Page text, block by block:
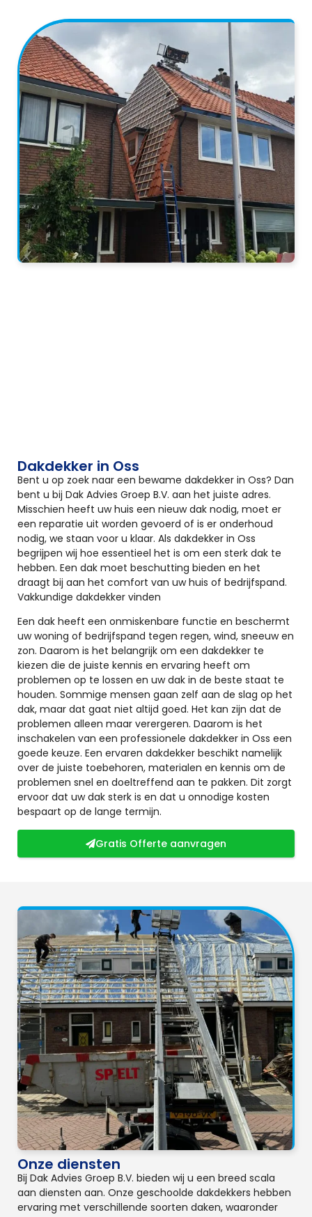
Dakdekker in Oss
Bent u op zoek naar een bewame dakdekker in Oss? Dan
bent u bij Dak Advies Groep B.V. aan het juiste adres.
Misschien heeft uw huis een nieuw dak nodig, moet er
een reparatie uit worden gevoerd of is er onderhoud
nodig, we staan voor u klaar. Als dakdekker in Oss
begrijpen wij hoe essentieel het is om een sterk dak te
hebben. Een dak moet beschutting bieden en het
draagt bij aan het comfort van uw huis of bedrijfspand.
Vakkundige dakdekker vinden
Een dak heeft een onmiskenbare functie en beschermt
uw woning of bedrijfspand tegen regen, wind, sneeuw en
zon. Daarom is het belangrijk om een dakdekker te
kiezen die de juiste kennis en ervaring heeft om
problemen op te lossen en uw dak in de beste staat te
houden. Sommige mensen gaan zelf aan de slag op het
dak, maar dat gaat niet altijd goed. Het kan zijn dat de
problemen alleen maar verergeren. Daarom is het
inschakelen van een professionele dakdekker in Oss een
goede keuze. Een ervaren dakdekker beschikt namelijk
over de juiste toebehoren, materialen en kennis om de
problemen snel en doeltreffend aan te pakken. Dit zorgt
ervoor dat uw dak sterk is en dat u onnodige kosten
bespaart op de lange termijn.
Gratis Offerte aanvragen
Onze diensten
Bij Dak Advies Groep B.V. bieden wij u een breed scala
aan diensten aan. Onze geschoolde dakdekkers hebben
ervaring met verschillende soorten daken, waaronder